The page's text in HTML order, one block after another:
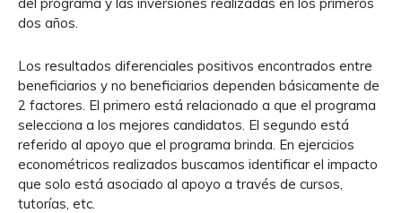
dos años.
Los resultados diferenciales positivos encontrados entre
beneficiarios y no beneficiarios dependen básicamente de
2 factores. El primero está relacionado a que el programa
selecciona a los mejores candidatos. El segundo está
referido al apoyo que el programa brinda. En ejercicios
econométricos realizados buscamos identificar el impacto
que solo está asociado al apoyo a través de cursos,
tutorías, etc.